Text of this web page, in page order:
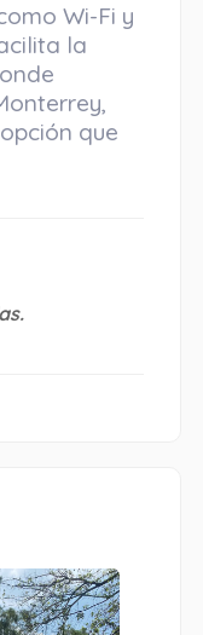
Wi-Fi y
la
que